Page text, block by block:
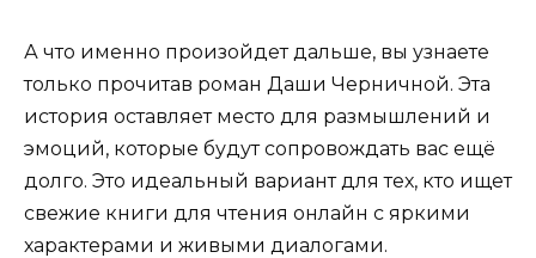
А что именно произойдет дальше, вы узнаете
только прочитав роман Даши Черничной. Эта
история оставляет место для размышлений и
эмоций, которые будут сопровождать вас ещё
долго. Это идеальный вариант для тех, кто ищет
свежие книги для чтения онлайн с яркими
характерами и живыми диалогами.